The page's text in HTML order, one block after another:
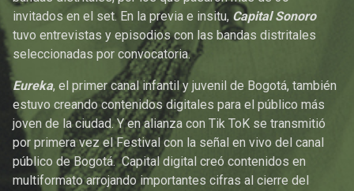
invitados en el set. En la previa e insitu, Capital Sonoro
tuvo entrevistas y episodios con las bandas distritales
seleccionadas por convocatoria.
Eureka, el primer canal infantil y juvenil de Bogotá, también
estuvo creando contenidos digitales para el público más
joven de la ciudad. Y en alianza con Tik ToK se transmitió
por primera vez el Festival con la señal en vivo del canal
público de Bogotá. Capital digital creó contenidos en
multiformato arrojando importantes cifras al cierre del